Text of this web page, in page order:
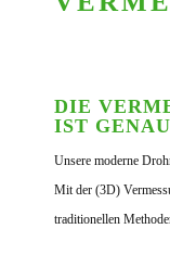
DIE
IST GENAU
Unsere moderne
Mit der (3D)
traditionellen